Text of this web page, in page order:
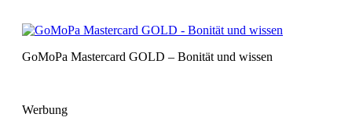
GoMoPa Mastercard GOLD – Bonität und wissen
Werbung